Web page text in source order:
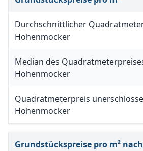
Durchschnittlicher
Hohenmocker
Median des
Hohenmocker
Quadratmeterpreis
Hohenmocker
Grundstückspreise pro m²